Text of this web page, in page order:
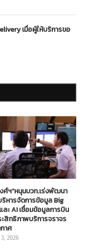
เมื่อผู้ให้บริการขอ
ศ์ฯ”หนุนบวท.เร่งพัฒนา
หารจัดการข้อมูล Big
ละ AI เชื่อมข้อมูลการบิน
สิทธิภาพบริการจราจร
าศ
2026